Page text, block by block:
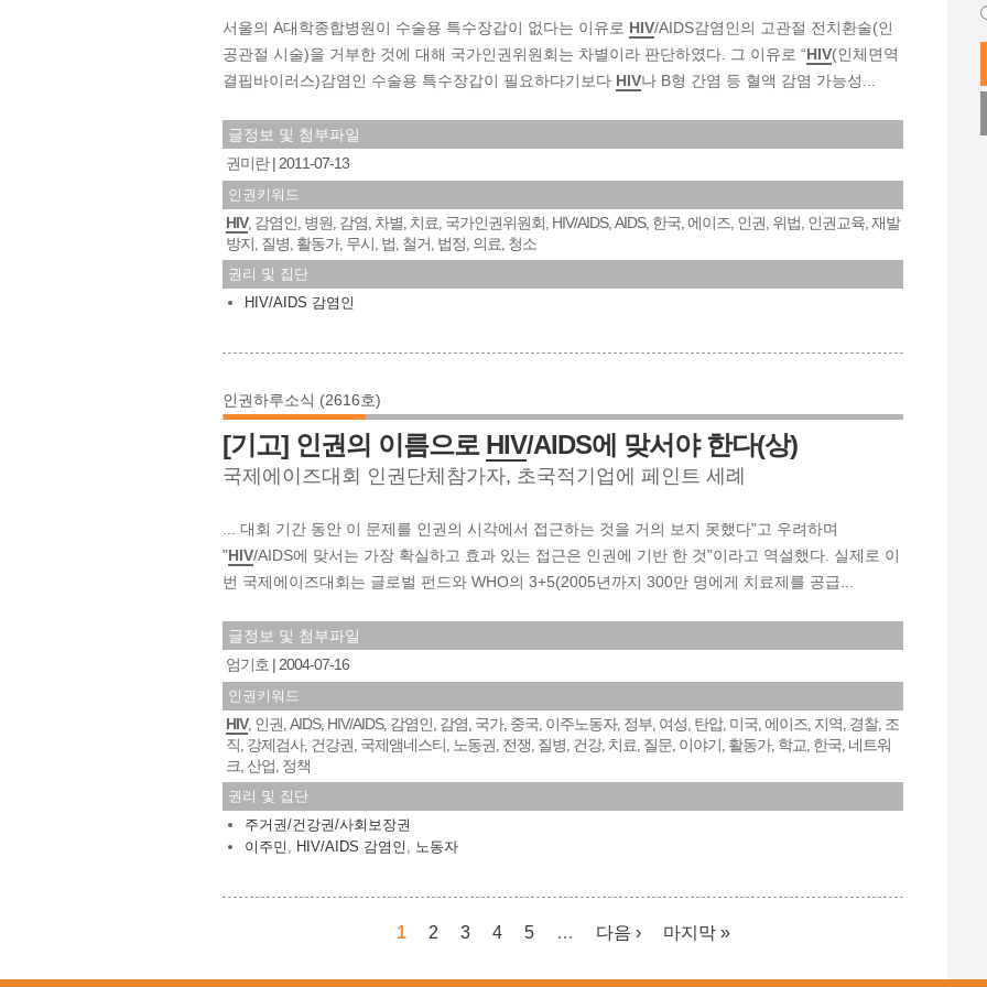
서울의 A대학종합병원이 수술용 특수장갑이 없다는 이유로 HIV/AIDS감염인의 고관절 전치환술(인
공관절 시술)을 거부한 것에 대해 국가인권위원회는 차별이라 판단하였다. 그 이유로 “HIV(인체면역
결핍바이러스)감염인 수술용 특수장갑이 필요하다기보다 HIV나 B형 간염 등 혈액 감염 가능성...
글정보 및 첨부파일
권미란
2011-07-13
인권키워드
HIV, 감염인, 병원, 감염, 차별, 치료, 국가인권위원회, HIV/AIDS, AIDS, 한국, 에이즈, 인권, 위법, 인권교육, 재발
방지, 질병, 활동가, 무시, 법, 철거, 법정, 의료, 청소
권리 및 집단
HIV/AIDS 감염인
인권하루소식 (2616호)
[기고] 인권의 이름으로 HIV/AIDS에 맞서야 한다(상)
국제에이즈대회 인권단체참가자, 초국적기업에 페인트 세례
... 대회 기간 동안 이 문제를 인권의 시각에서 접근하는 것을 거의 보지 못했다"고 우려하며
"HIV/AIDS에 맞서는 가장 확실하고 효과 있는 접근은 인권에 기반 한 것"이라고 역설했다. 실제로 이
번 국제에이즈대회는 글로벌 펀드와 WHO의 3+5(2005년까지 300만 명에게 치료제를 공급...
글정보 및 첨부파일
엄기호
2004-07-16
인권키워드
HIV, 인권, AIDS, HIV/AIDS, 감염인, 감염, 국가, 중국, 이주노동자, 정부, 여성, 탄압, 미국, 에이즈, 지역, 경찰, 조
직, 강제검사, 건강권, 국제앰네스티, 노동권, 전쟁, 질병, 건강, 치료, 질문, 이야기, 활동가, 학교, 한국, 네트워
크, 산업, 정책
권리 및 집단
주거권/건강권/사회보장권
이주민 , HIV/AIDS 감염인 , 노동자
페이지
1 2 3 4 5 … 다음 › 마지막 »